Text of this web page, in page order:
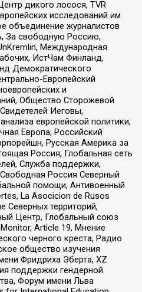
дикого лосося, TVR
исследований им
объединение журналистов
За свободную Россию,
Международная
ИстЧам Финланд,
Демократического
Европейский
и
Общество Сторожевой
Иеговы,
европейской политики,
Европа, Российский
Русская Америка за
Россия, Глобальная сеть
Служба поддержки,
Россия Северный
помощи, Антивоенный
La Asocicion de Rusos
Северных территорий,
Центр, Глобальный союз
Article 19, Мнение
черного креста, Радио
общество изучения
Фридриха Эберта, XZ
поддержки гендерной
Форум имени Льва